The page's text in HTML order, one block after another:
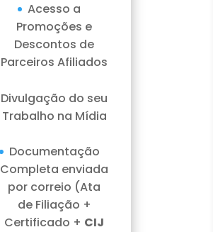
Acesso a
Promoções e
Descontos de
Parceiros Afiliados
Divulgação do seu
Trabalho na Mídia
Documentação
Completa enviada
por correio (Ata
de Filiação +
Certificado + CIJ